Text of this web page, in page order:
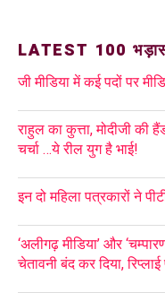
LATEST 100
जी मीडिया में कई पदों पर
राहुल का कुत्ता, मोदीजी की
चर्चा …ये रील युग है भाई!
इन दो महिला पत्रकारों ने
‘अलीगढ़ मीडिया’ और
चेतावनी बंद कर दिया,